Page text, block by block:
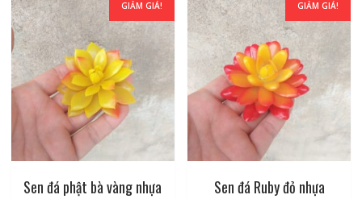
GIẢM GIÁ!
Sen đá phật bà vàng nhựa
GIẢM GIÁ!
Sen đá Ruby đỏ nhựa